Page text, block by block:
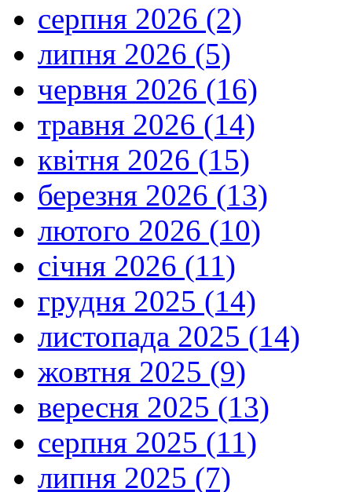
серпня 2026 (2)
липня 2026 (5)
червня 2026 (16)
травня 2026 (14)
квітня 2026 (15)
березня 2026 (13)
лютого 2026 (10)
січня 2026 (11)
грудня 2025 (14)
листопада 2025 (14)
жовтня 2025 (9)
вересня 2025 (13)
серпня 2025 (11)
липня 2025 (7)